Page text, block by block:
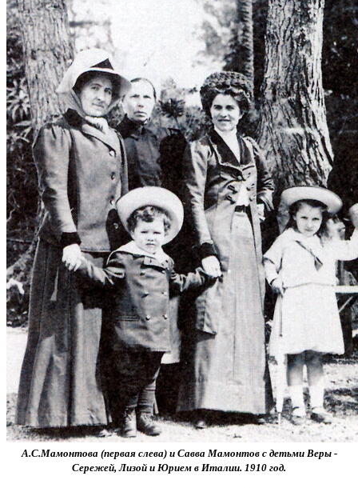
А.С.Мамонтова (первая слева) и Савва Мамонтов с детьми Веры -
Сережей, Лизой и Юрием в Италии. 1910 год.